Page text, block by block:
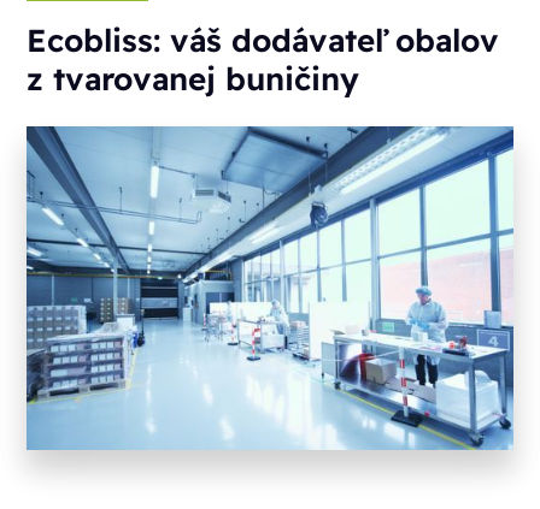
Ecobliss: váš dodávateľ obalov
z tvarovanej buničiny